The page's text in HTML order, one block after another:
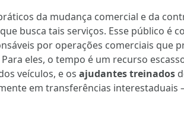
da mudança comercial e da
busca tais serviços. Esse público
por operações comerciais que
eles, o tempo é um recurso
veículos, e os ajudantes treinados
em transferências